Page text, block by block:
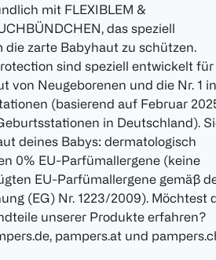
mit FLEXIBLEM &
das speziell
die zarte Babyhaut zu schützen.
sind speziell entwickelt für
von Neugeborenen und die Nr. 1 in
(basierend auf Februar
in Deutschland).
deines Babys: dermatologisch
0% EU-Parfümallergene (keine
EU-Parfümallergene gemäß
(EG) Nr. 1223/2009). Möchtest
unserer Produkte erfahren?
pampers.at und